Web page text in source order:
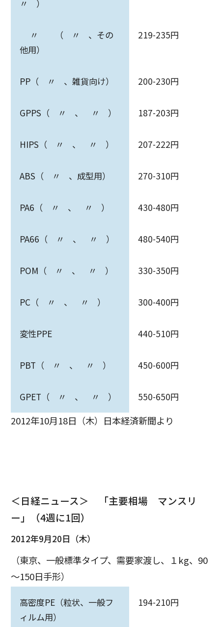
〃 ）
〃 （ 〃 、その
他用）
219-235円
PP（ 〃 、雑貨向け） 200-230円
GPPS（ 〃 、 〃 ） 187-203円
HIPS（ 〃 、 〃 ） 207-222円
ABS（ 〃 、成型用） 270-310円
PA6（ 〃 、 〃 ） 430-480円
PA66（ 〃 、 〃 ） 480-540円
POM（ 〃 、 〃 ） 330-350円
PC（ 〃 、 〃 ） 300-400円
変性PPE 440-510円
PBT（ 〃 、 〃 ） 450-600円
GPET（ 〃 、 〃 ） 550-650円
2012年10月18日（木）日本経済新聞より
＜日経ニュース＞ 「主要相場 マンスリ
ー」（4週に1回）
2012年9月20日（木）
（東京、一般標準タイプ、需要家渡し、１kg、90
～150日手形）
高密度PE（粒状、一般フ
ィルム用）
194-210円